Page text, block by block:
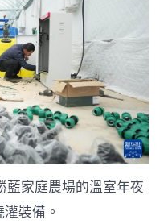
藍家庭農場的溫室年夜
裝備。